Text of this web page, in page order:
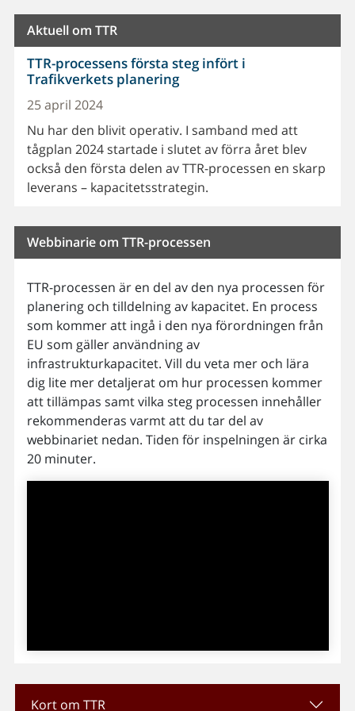
Aktuell om TTR
TTR-processens första steg infört i
Trafikverkets planering
25 april 2024
Nu har den blivit operativ. I samband med att
tågplan 2024 startade i slutet av förra året blev
också den första delen av TTR-processen en skarp
leverans – kapacitetsstrategin.
Webbinarie om TTR-processen
TTR-processen är en del av den nya processen för
planering och tilldelning av kapacitet. En process
som kommer att ingå i den nya förordningen från
EU som gäller användning av
infrastrukturkapacitet. Vill du veta mer och lära
dig lite mer detaljerat om hur processen kommer
att tillämpas samt vilka steg processen innehåller
rekommenderas varmt att du tar del av
webbinariet nedan. Tiden för inspelningen är cirka
20 minuter.
Kort om TTR